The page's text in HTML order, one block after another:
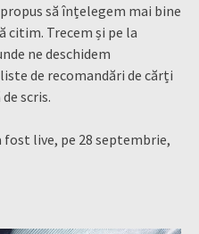
să înțelegem mai bine
citim. Trecem și pe la
ne deschidem
de recomandări de cărți
scris.
fost live, pe 28 septembrie,